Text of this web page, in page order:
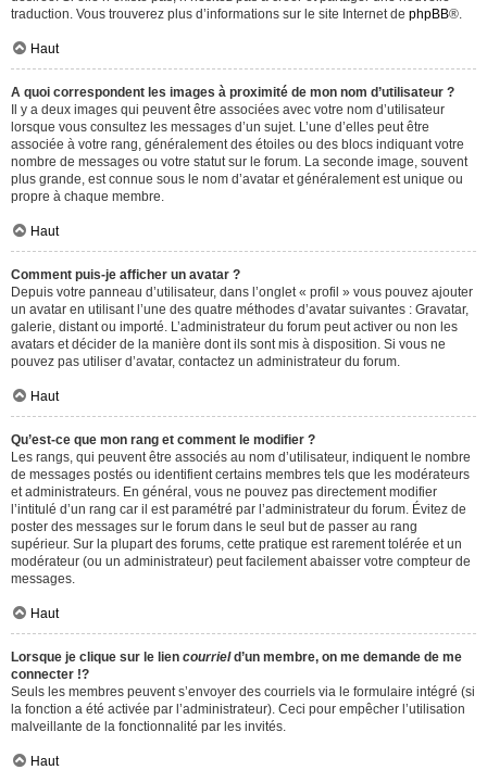
traduction. Vous trouverez plus d’informations sur le site Internet de phpBB®.
Haut
A quoi correspondent les images à proximité de mon nom d’utilisateur ?
Il y a deux images qui peuvent être associées avec votre nom d’utilisateur
lorsque vous consultez les messages d’un sujet. L’une d’elles peut être
associée à votre rang, généralement des étoiles ou des blocs indiquant votre
nombre de messages ou votre statut sur le forum. La seconde image, souvent
plus grande, est connue sous le nom d’avatar et généralement est unique ou
propre à chaque membre.
Haut
Comment puis-je afficher un avatar ?
Depuis votre panneau d’utilisateur, dans l’onglet « profil » vous pouvez ajouter
un avatar en utilisant l’une des quatre méthodes d’avatar suivantes : Gravatar,
galerie, distant ou importé. L’administrateur du forum peut activer ou non les
avatars et décider de la manière dont ils sont mis à disposition. Si vous ne
pouvez pas utiliser d’avatar, contactez un administrateur du forum.
Haut
Qu’est-ce que mon rang et comment le modifier ?
Les rangs, qui peuvent être associés au nom d’utilisateur, indiquent le nombre
de messages postés ou identifient certains membres tels que les modérateurs
et administrateurs. En général, vous ne pouvez pas directement modifier
l’intitulé d’un rang car il est paramétré par l’administrateur du forum. Évitez de
poster des messages sur le forum dans le seul but de passer au rang
supérieur. Sur la plupart des forums, cette pratique est rarement tolérée et un
modérateur (ou un administrateur) peut facilement abaisser votre compteur de
messages.
Haut
Lorsque je clique sur le lien courrield’un membre, on me demande de me
connecter !?
Seuls les membres peuvent s’envoyer des courriels via le formulaire intégré (si
la fonction a été activée par l’administrateur). Ceci pour empêcher l’utilisation
malveillante de la fonctionnalité par les invités.
Haut